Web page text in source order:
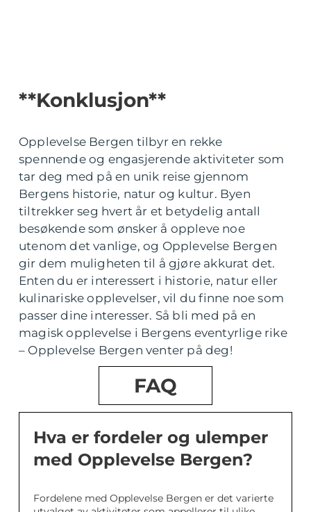
**Konklusjon**
Opplevelse Bergen tilbyr en rekke
spennende og engasjerende aktiviteter som
tar deg med på en unik reise gjennom
Bergens historie, natur og kultur. Byen
tiltrekker seg hvert år et betydelig antall
besøkende som ønsker å oppleve noe
utenom det vanlige, og Opplevelse Bergen
gir dem muligheten til å gjøre akkurat det.
Enten du er interessert i historie, natur eller
kulinariske opplevelser, vil du finne noe som
passer dine interesser. Så bli med på en
magisk opplevelse i Bergens eventyrlige rike
– Opplevelse Bergen venter på deg!
FAQ
Hva er fordeler og ulemper
med Opplevelse Bergen?
Fordelene med Opplevelse Bergen er det varierte